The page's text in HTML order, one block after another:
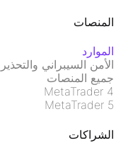
المنصات
الموارد
الأمن السيبراني والتحذير
جميع المنصات
MetaTrader 4
MetaTrader 5
الشراكات